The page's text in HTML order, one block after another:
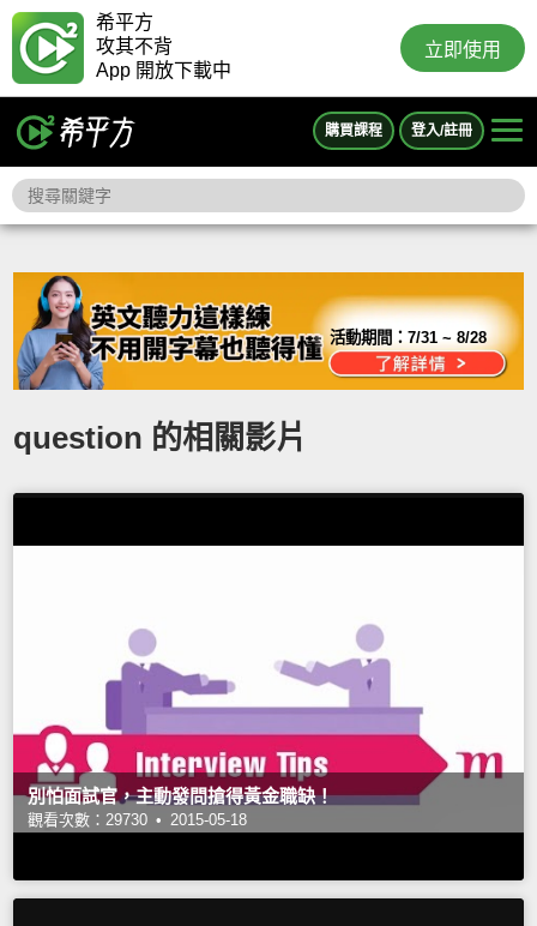
希平方
攻其不背
App 開放下載中
立即使用
購買課程 登入/註冊
活動期間：7/31 ~ 8/28
question 的相關影片
別怕面試官，主動發問搶得黃金職缺！
觀看次數：29730 • 2015-05-18